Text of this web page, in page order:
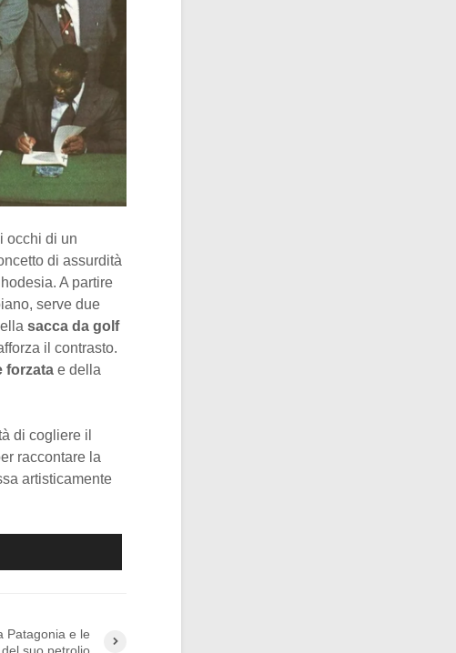
occhi di un
di assurdità
A partire
serve due
sacca da golf
il contrasto.
forzata e della
di cogliere il
raccontare la
artisticamente
Patagonia e le